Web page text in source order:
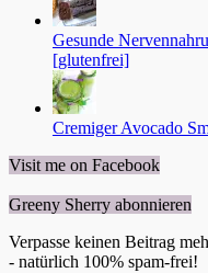
Gesunde
[glutenfrei]
Cremiger Avocado
Visit me on Facebook
Greeny Sherry abonnieren
Verpasse keinen Beitrag
- natürlich 100% spam-frei!